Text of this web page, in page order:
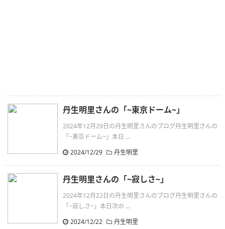
丹生明里さんの「~東京ドーム~」
2024年12月29日の丹生明里さんのブログ丹生明里さんの
「~東京ドーム~」本日 ...
2024/12/29
丹生明里
丹生明里さんの「~寂しさ~」
2024年12月22日の丹生明里さんのブログ丹生明里さんの
「~寂しさ~」本日次の ...
2024/12/22
丹生明里